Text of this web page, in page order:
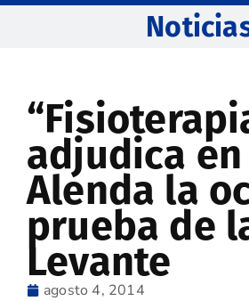
adjudica en
Alenda la
prueba de
Levante
agosto 4, 2014